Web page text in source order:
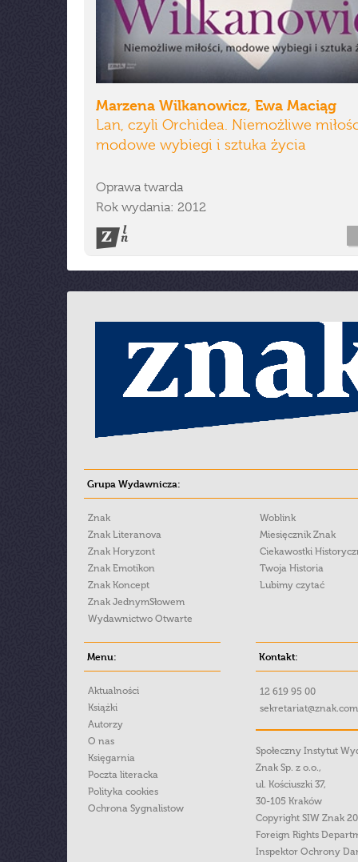
Marzena Wilkanowicz, Ewa Maciąg
Lan, czyli Orchidea. Niemożliwe
modowe wybiegi i sztuka życia
Oprawa twarda
Rok wydania: 2012
Grupa Wydawnicza:
Znak
Znak Literanova
Znak Horyzont
Znak Emotikon
Znak Koncept
Znak JednymSłowem
Wydawnictwo Otwarte
Woblink
Miesięcznik Znak
Ciekawostki
Twoja Historia
Lubimy czytać
Menu:
Aktualności
Książki
Autorzy
O nas
Księgarnia
Poczta literacka
Polityka cookies
Ochrona Sygnalistow
Kontakt:
12 619 95 00
Społeczny Instytut
Znak Sp. z o.o.,
ul. Kościuszki 37,
30-105 Kraków
Copyright SIW Znak
Foreign Rights
Inspektor Ochrony